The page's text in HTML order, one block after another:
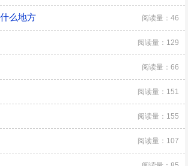
么地方 阅读量：46
阅读量：129
阅读量：66
阅读量：151
阅读量：155
阅读量：107